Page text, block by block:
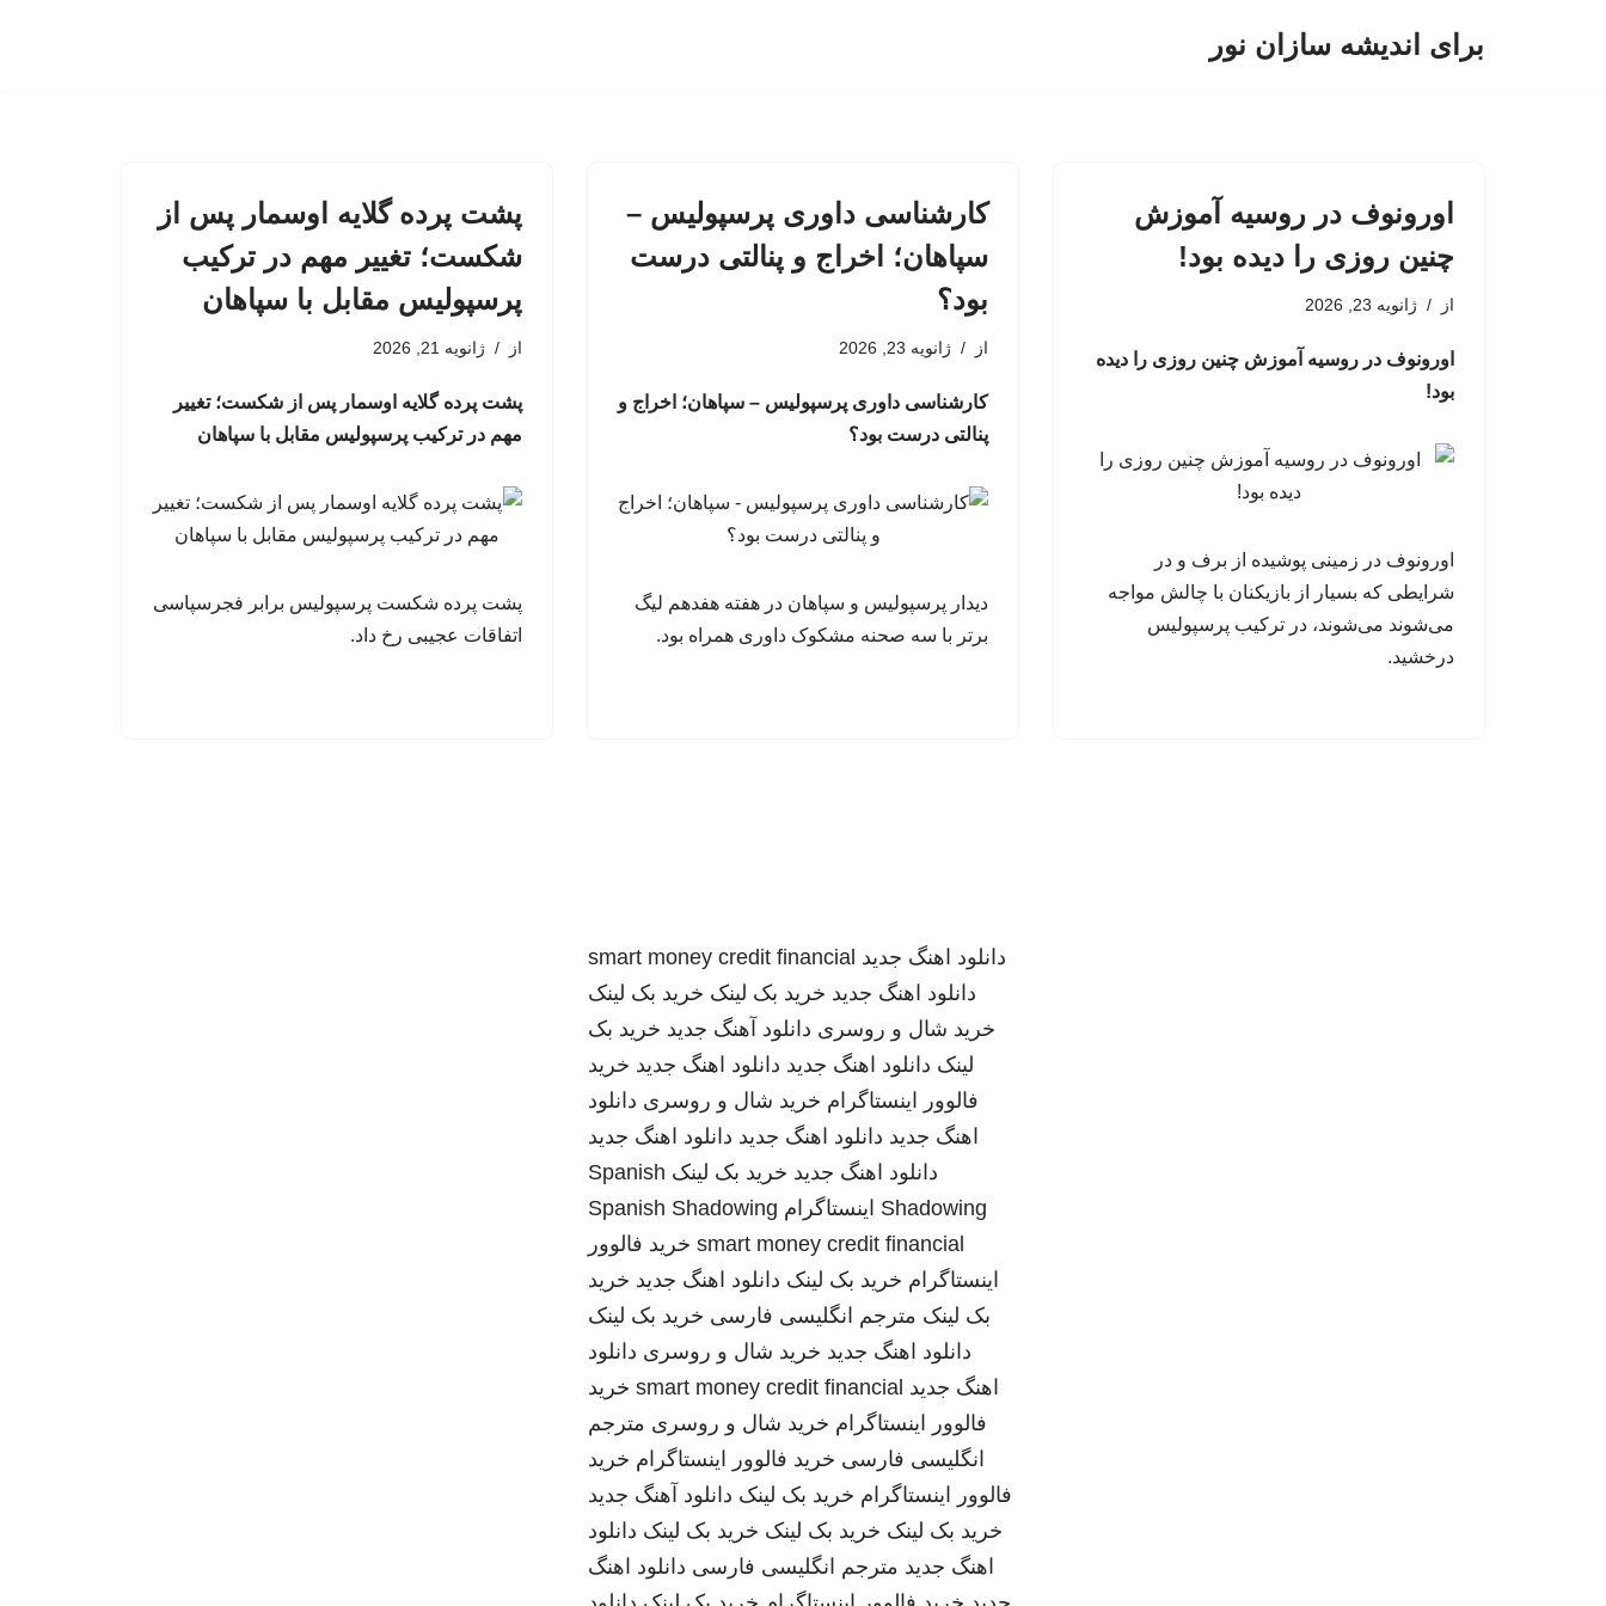
برای اندیشه سازان نور
اورونوف در روسیه آموزش
چنین روزی را دیده بود!
از ژانویه 23, 2026
اورونوف در روسیه آموزش چنین روزی را دیده
بود!
اورونوف در زمینی پوشیده از برف و در
شرایطی که بسیار از بازیکنان با چالش مواجه
می‌شوند می‌شوند، در ترکیب پرسپولیس
درخشید.
کارشناسی داوری پرسپولیس –
سپاهان؛ اخراج و پنالتی درست
بود؟
از ژانویه 23, 2026
کارشناسی داوری پرسپولیس – سپاهان؛ اخراج و
پنالتی درست بود؟
دیدار پرسپولیس و سپاهان در هفته هفدهم لیگ
برتر با سه صحنه مشکوک داوری همراه بود.
پشت پرده گلایه اوسمار پس از
شکست؛ تغییر مهم در ترکیب
پرسپولیس مقابل با سپاهان
از ژانویه 21, 2026
پشت پرده گلایه اوسمار پس از شکست؛ تغییر
مهم در ترکیب پرسپولیس مقابل با سپاهان
پشت پرده شکست پرسپولیس برابر فجرسپاسی
اتفاقات عجیبی رخ داد.
دانلود اهنگ جدید smart money credit financial
دانلود اهنگ جدید خرید بک لینک خرید بک لینک
خرید شال و روسری دانلود آهنگ جدید خرید بک
لینک دانلود اهنگ جدید دانلود اهنگ جدید خرید
فالوور اینستاگرام خرید شال و روسری دانلود
اهنگ جدید دانلود اهنگ جدید دانلود اهنگ جدید
دانلود اهنگ جدید خرید بک لینک Spanish
Shadowing اینستاگرام Spanish Shadowing
smart money credit financial خرید فالوور
اینستاگرام خرید بک لینک دانلود اهنگ جدید خرید
بک لینک مترجم انگلیسی فارسی خرید بک لینک
دانلود اهنگ جدید خرید شال و روسری دانلود
اهنگ جدید smart money credit financial خرید
فالوور اینستاگرام خرید شال و روسری مترجم
انگلیسی فارسی خرید فالوور اینستاگرام خرید
فالوور اینستاگرام خرید بک لینک دانلود آهنگ جدید
خرید بک لینک خرید بک لینک خرید بک لینک دانلود
اهنگ جدید مترجم انگلیسی فارسی دانلود اهنگ